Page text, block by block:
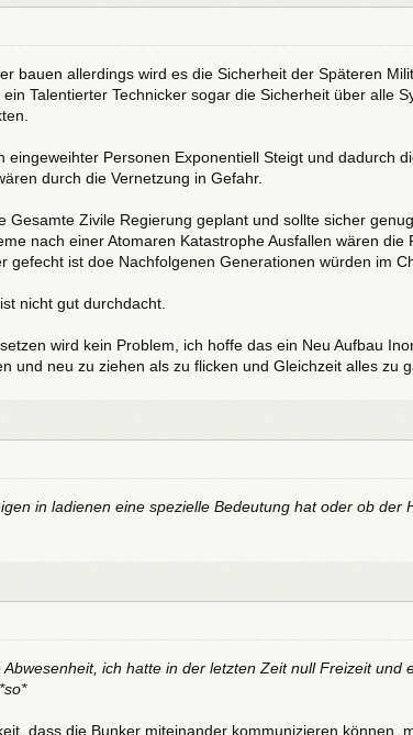
bauen allerdings wird es die Sicherheit der Späteren
Talentierter Technicker sogar die Sicherheit über alle
eingeweihter Personen Exponentiell Steigt und dadurch
durch die Vernetzung in Gefahr.
Gesamte Zivile Regierung geplant und sollte sicher
nach einer Atomaren Katastrophe Ausfallen wären
gefecht ist doe Nachfolgenen Generationen würden im
nicht gut durchdacht.
wird kein Problem, ich hoffe das ein Neu Aufbau
und neu zu ziehen als zu flicken und Gleichzeit alles zu
in ladienen eine spezielle Bedeutung hat oder ob der
ich hatte in der letzten Zeit null Freizeit und
dass die Bunker miteinander kommunizieren können,